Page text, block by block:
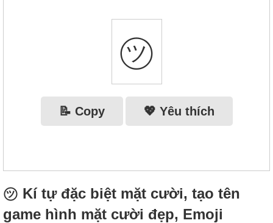
㋡
📝 Copy 💖 Yêu thích
㋡ Kí tự đặc biệt mặt cười, tạo tên
game hình mặt cười đẹp, Emoji